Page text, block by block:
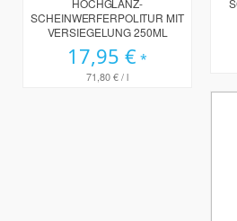
HOCHGLANZ-
SCHEINWERFERPOLITUR MIT
VERSIEGELUNG 250ML
17,95 €
71,80 €/ l